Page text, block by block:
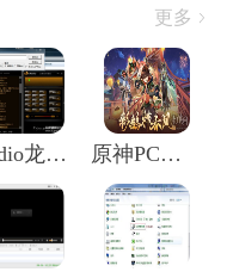
不了技巧。下面，我
你在游戏中如鱼得
更多
Cradio龙卷风网络收音机官方电脑版 v7.9.2021.701 免费最新版 原神PC端 v5.4.0 米哈游官服